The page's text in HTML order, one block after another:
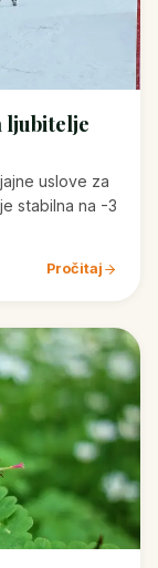
ljubitelje
uslove za
stabilna na -3
Pročitaj